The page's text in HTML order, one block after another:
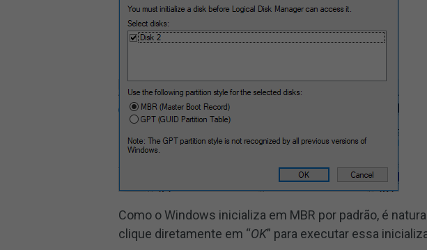
Como o Windows inicializa em MBR por padrão, é
clique diretamente em “OK” para executar essa